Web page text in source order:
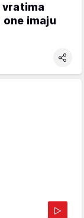
vratima
one imaju